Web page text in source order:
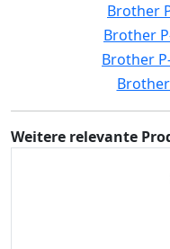
Brother
Brother
Brother
Brother
Weitere relevante